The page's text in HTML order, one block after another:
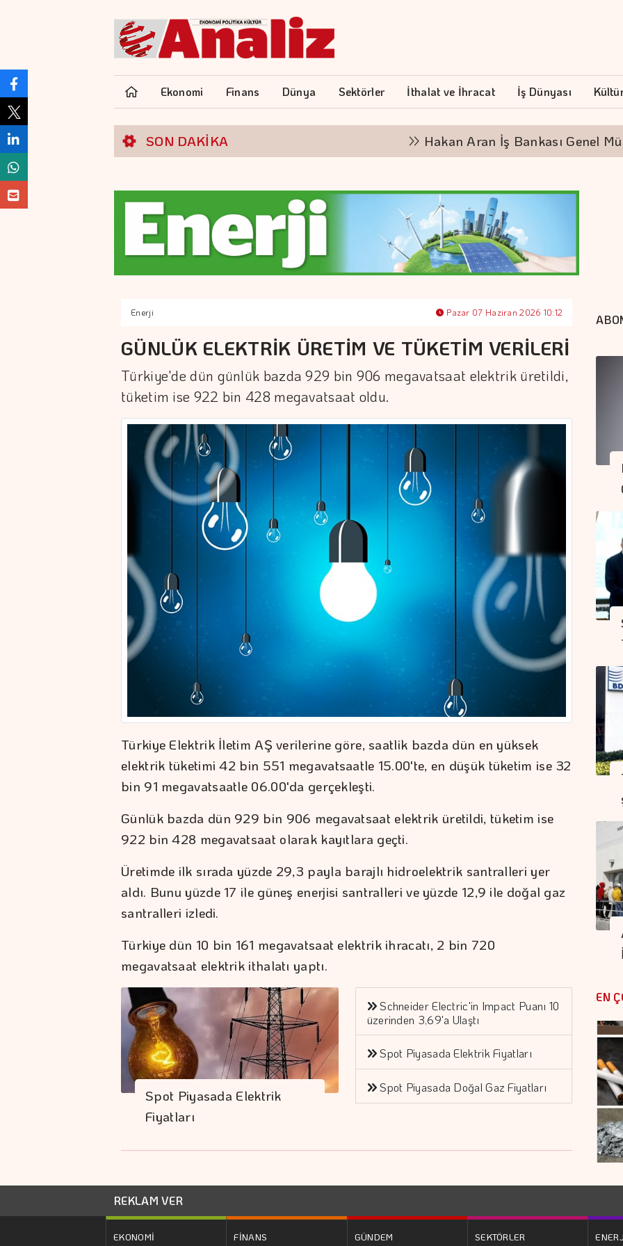
Ekonomi Finans Dünya Sektörler İthalat ve İhracat İş Dünyası
SON DAKİKA Hakan Aran İş Bankası Genel
Enerji Pazar 07 Haziran 2026 10:12
GÜNLÜK ELEKTRİK ÜRETİM VE TÜKETİM VERİLERİ
Türkiye'de dün günlük bazda 929 bin 906 megavatsaat elektrik üretildi,
tüketim ise 922 bin 428 megavatsaat oldu.
Türkiye Elektrik İletim AŞ verilerine göre, saatlik bazda dün en yüksek
elektrik tüketimi 42 bin 551 megavatsaatle 15.00'te, en düşük tüketim ise 32
bin 91 megavatsaatle 06.00'da gerçekleşti.
Günlük bazda dün 929 bin 906 megavatsaat elektrik üretildi, tüketim ise
922 bin 428 megavatsaat olarak kayıtlara geçti.
Üretimde ilk sırada yüzde 29,3 payla barajlı hidroelektrik santralleri yer
aldı. Bunu yüzde 17 ile güneş enerjisi santralleri ve yüzde 12,9 ile doğal gaz
santralleri izledi.
Türkiye dün 10 bin 161 megavatsaat elektrik ihracatı, 2 bin 720
megavatsaat elektrik ithalatı yaptı.
Spot Piyasada Elektrik
Fiyatları
Schneider Electric'in Impact Puanı 10
üzerinden 3,69'a Ulaştı
Spot Piyasada Elektrik Fiyatları
Spot Piyasada Doğal Gaz Fiyatları
EN
REKLAM VER
EKONOMİ FİNANS GÜNDEM SEKTÖRLER